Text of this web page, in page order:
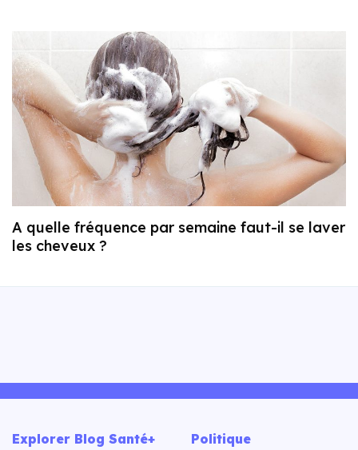
A quelle fréquence par semaine faut-il se laver
les cheveux ?
Explorer Blog Santé+ Politique